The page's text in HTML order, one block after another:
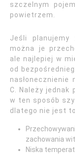
szczelnym
powietrzem.
Jeśli
można je
ale najlepiej w
od
nasłonecznienie
C. Należy jednak
w ten sposób
dlatego nie jest
zachowania
Niska